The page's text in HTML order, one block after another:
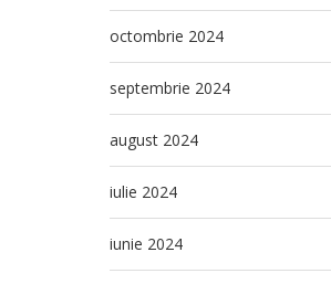
octombrie 2024
septembrie 2024
august 2024
iulie 2024
iunie 2024